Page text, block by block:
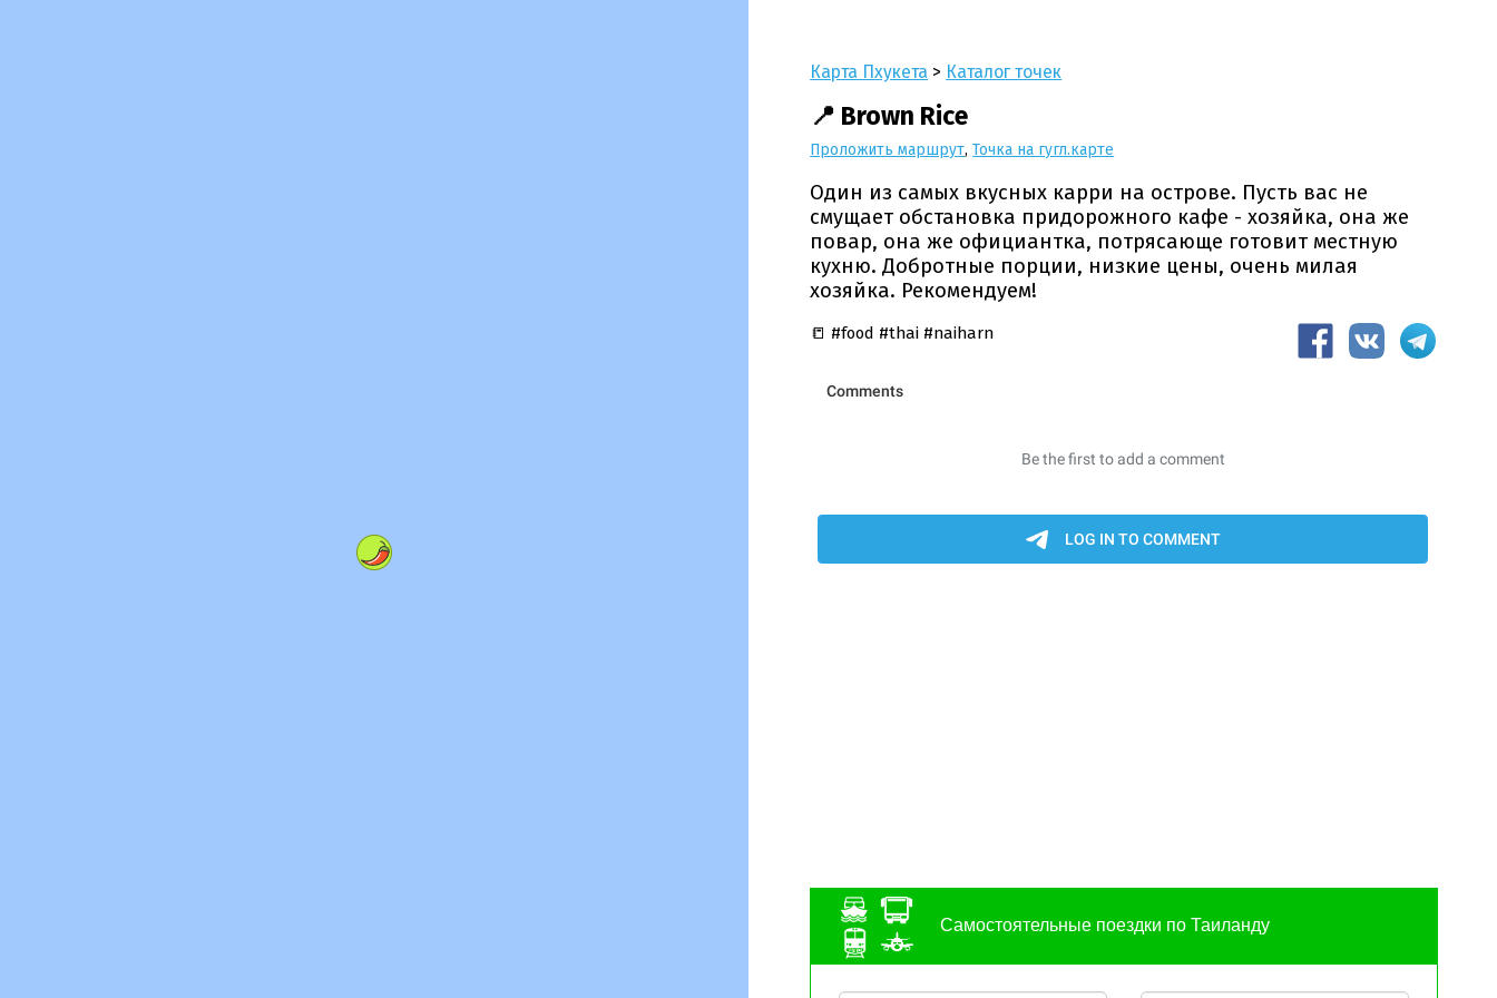
Карта Пхукета > Каталог точек
📍 Brown Rice
Проложить маршрут,Точка на гугл.карте
Один из самых вкусных карри на острове. Пусть вас не
смущает обстановка придорожного кафе - хозяйка, она же
повар, она же официантка, потрясающе готовит местную
кухню. Добротные порции, низкие цены, очень милая
хозяйка. Рекомендуем!
📒 #food #thai #naiharn
Самостоятельные поездки по Таиланду